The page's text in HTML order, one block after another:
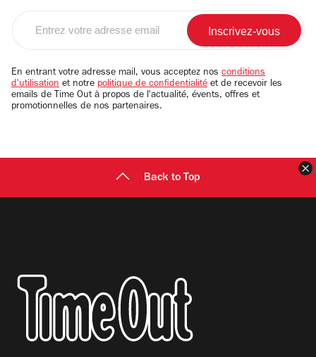
email
En entrant votre adresse mail, vous acceptez nos conditions
d'utilisation et notre politique de confidentialité et de recevoir les
emails de Time Out à propos de l'actualité, évents, offres et
promotionnelles de nos partenaires.
Back to Top